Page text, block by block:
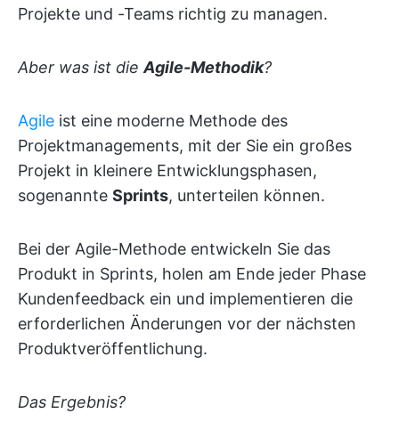
Projekte und -Teams richtig zu managen.
Aber was ist die Agile-Methodik?
Agile ist eine moderne Methode des
Projektmanagements, mit der Sie ein großes
Projekt in kleinere Entwicklungsphasen,
sogenannte Sprints, unterteilen können.
Bei der Agile-Methode entwickeln Sie das
Produkt in Sprints, holen am Ende jeder Phase
Kundenfeedback ein und implementieren die
erforderlichen Änderungen vor der nächsten
Produktveröffentlichung.
Das Ergebnis?